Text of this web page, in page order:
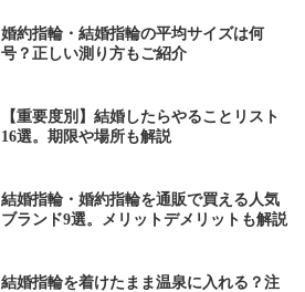
婚約指輪・結婚指輪の平均サイズは何
号？正しい測り方もご紹介
【重要度別】結婚したらやることリスト
16選。期限や場所も解説
結婚指輪・婚約指輪を通販で買える人気
ブランド9選。メリットデメリットも解説
結婚指輪を着けたまま温泉に入れる？注